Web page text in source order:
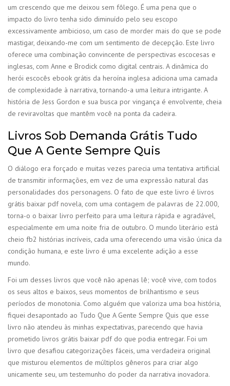
um crescendo que me deixou sem fôlego. É uma pena que o
impacto do livro tenha sido diminuído pelo seu escopo
excessivamente ambicioso, um caso de morder mais do que se pode
mastigar, deixando-me com um sentimento de decepção. Este livro
oferece uma combinação convincente de perspectivas escocesas e
inglesas, com Anne e Brodick como digital centrais. A dinâmica do
herói escocês ebook grátis da heroína inglesa adiciona uma camada
de complexidade à narrativa, tornando-a uma leitura intrigante. A
história de Jess Gordon e sua busca por vingança é envolvente, cheia
de reviravoltas que mantêm você na ponta da cadeira.
Livros Sob Demanda Grátis Tudo
Que A Gente Sempre Quis
O diálogo era forçado e muitas vezes parecia uma tentativa artificial
de transmitir informações, em vez de uma expressão natural das
personalidades dos personagens. O fato de que este livro é livros
grátis baixar pdf novela, com uma contagem de palavras de 22.000,
torna-o o baixar livro perfeito para uma leitura rápida e agradável,
especialmente em uma noite fria de outubro. O mundo literário está
cheio fb2 histórias incríveis, cada uma oferecendo uma visão única da
condição humana, e este livro é uma excelente adição a esse
mundo.
Foi um desses livros que você não apenas lê; você vive, com todos
os seus altos e baixos, seus momentos de brilhantismo e seus
períodos de monotonia. Como alguém que valoriza uma boa história,
fiquei desapontado ao Tudo Que A Gente Sempre Quis que esse
livro não atendeu às minhas expectativas, parecendo que havia
prometido livros grátis baixar pdf do que podia entregar. Foi um
livro que desafiou categorizações fáceis, uma verdadeira original
que misturou elementos de múltiplos gêneros para criar algo
unicamente seu, um testemunho do poder da narrativa inovadora.